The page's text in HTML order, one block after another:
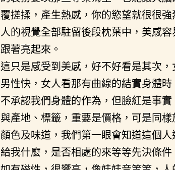
覆搓揉，產生熱感，你的慾望就很很
人的視覺全部駐留後段枕葉中，美感
跟著亮起來。
這只是感受到美感，好不好看是其次
男性快，女人看那有曲線的結實身體
不承認我們身體的作為，但臉紅是事
與產地、標籤，重要是價格，可是同
顏色及味道，我們第一眼會知道這個
給我什麼，是否相處的來等等先決條